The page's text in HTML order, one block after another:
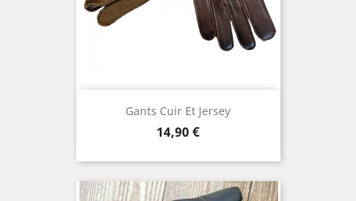
Gants Cuir Et Jersey
Prix
14,90 €